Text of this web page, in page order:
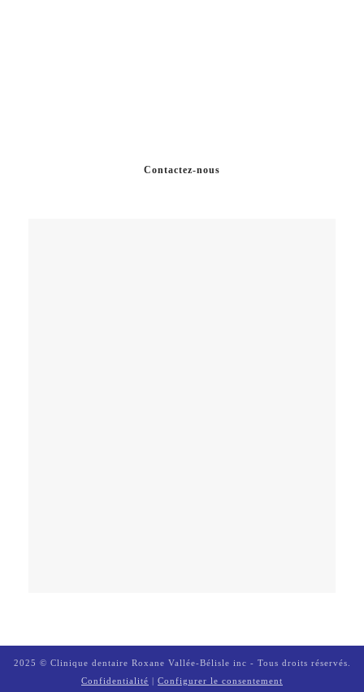
Contactez-nous
2025 © Clinique dentaire Roxane Vallée-Bélisle inc - Tous droits réservés.
Confidentialité
Configurer le consentement